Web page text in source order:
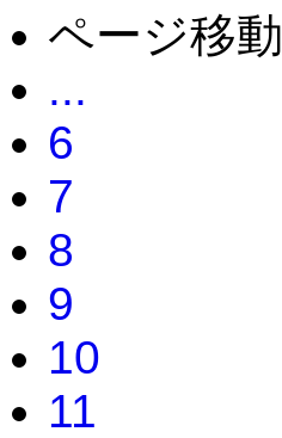
ページ移動
...
6
7
8
9
10
11